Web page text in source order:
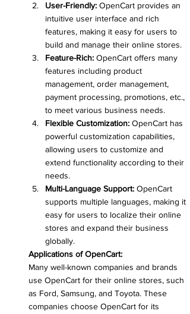
User-Friendly: OpenCart provides an
intuitive user interface and rich
features, making it easy for users to
build and manage their online stores.
Feature-Rich: OpenCart offers many
features including product
management, order management,
payment processing, promotions, etc.,
to meet various business needs.
Flexible Customization: OpenCart has
powerful customization capabilities,
allowing users to customize and
extend functionality according to their
needs.
Multi-Language Support: OpenCart
supports multiple languages, making it
easy for users to localize their online
stores and expand their business
globally.
Applications of OpenCart:
Many well-known companies and brands
use OpenCart for their online stores, such
as Ford, Samsung, and Toyota. These
companies choose OpenCart for its